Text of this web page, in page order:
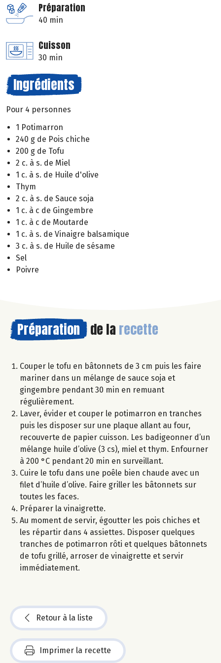
Préparation
40 min
Cuisson
30 min
Ingrédients
Pour 4 personnes
1 Potimarron
240 g de Pois chiche
200 g de Tofu
2 c. à s. de Miel
1 c. à s. de Huile d'olive
Thym
2 c. à s. de Sauce soja
1 c. à c de Gingembre
1 c. à c de Moutarde
1 c. à s. de Vinaigre balsamique
3 c. à s. de Huile de sésame
Sel
Poivre
Préparation de la recette
Couper le tofu en bâtonnets de 3 cm puis les faire
mariner dans un mélange de sauce soja et
gingembre pendant 30 min en remuant
régulièrement.
Laver, évider et couper le potimarron en tranches
puis les disposer sur une plaque allant au four,
recouverte de papier cuisson. Les badigeonner d’un
mélange huile d’olive (3 cs), miel et thym. Enfourner
à 200 °C pendant 20 min en surveillant.
Cuire le tofu dans une poêle bien chaude avec un
filet d’huile d’olive. Faire griller les bâtonnets sur
toutes les faces.
Préparer la vinaigrette.
Au moment de servir, égoutter les pois chiches et
les répartir dans 4 assiettes. Disposer quelques
tranches de potimarron rôti et quelques bâtonnets
de tofu grillé, arroser de vinaigrette et servir
immédiatement.
Retour à la liste
Imprimer la recette